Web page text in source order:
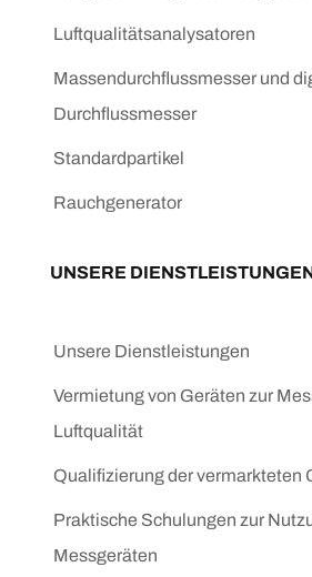
Luftqualitätsanalysatoren
Massendurchflussmesser und
Durchflussmesser
Standardpartikel
Rauchgenerator
UNSERE
Unsere Dienstleistungen
Vermietung von Geräten zur
Luftqualität
Qualifizierung der vermarkteten
Praktische Schulungen zur
Messgeräten